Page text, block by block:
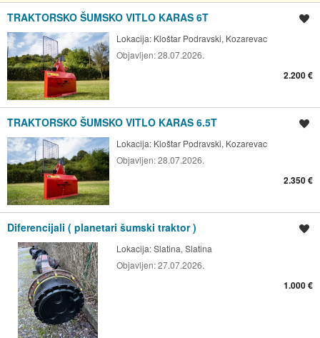
TRAKTORSKO ŠUMSKO VITLO KARAS 6T
Lokacija: Kloštar Podravski, Kozarevac
Objavljen:28.07.2026.
2.200 €
TRAKTORSKO ŠUMSKO VITLO KARAS 6.5T
Lokacija: Kloštar Podravski, Kozarevac
Objavljen:28.07.2026.
2.350 €
Diferencijali ( planetari šumski traktor )
Lokacija:Slatina, Slatina
Objavljen:27.07.2026.
1.000 €